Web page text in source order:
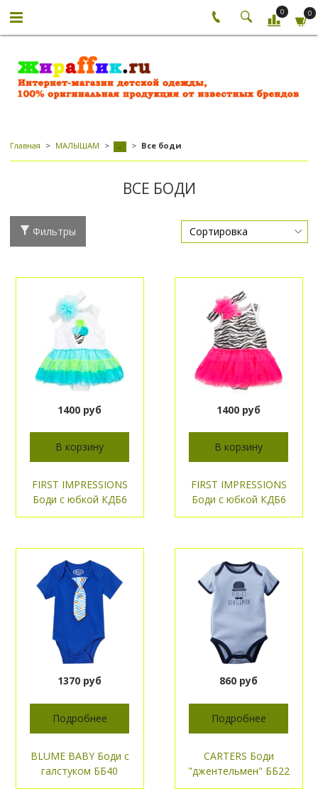
0 0
Главная МАЛЫШАМ - Все боди
ВСЕ БОДИ
Фильтры
1400 руб
В корзину
FIRST IMPRESSIONS
Боди с юбкой КДБ6
1400 руб
В корзину
FIRST IMPRESSIONS
Боди с юбкой КДБ6
1370 руб
Подробнее
BLUME BABY Боди с
галстуком ББ40
860 руб
Подробнее
CARTERS Боди
"джентельмен" ББ22